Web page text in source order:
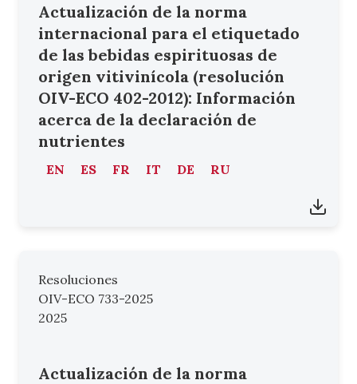
Actualización de la norma
internacional para el etiquetado
de las bebidas espirituosas de
origen vitivinícola (resolución
OIV-ECO 402-2012): Información
acerca de la declaración de
nutrientes
EN ES FR IT DE RU
Resoluciones
OIV-ECO 733-2025
2025
Actualización de la norma